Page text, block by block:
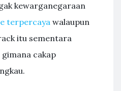
kewarganegaraan
terpercaya walaupun
itu sementara
cakap